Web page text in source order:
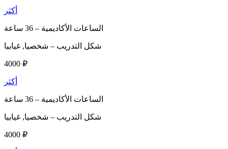
أكثر
الساعات الأكاديمية –
شكل التدريب – شخصيا, غيابيا
4000 ₽
أكثر
الساعات الأكاديمية –
شكل التدريب – شخصيا, غيابيا
4000 ₽